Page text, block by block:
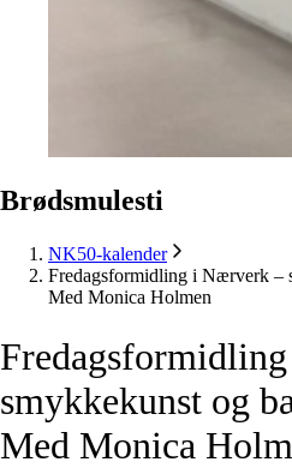
Brødsmulesti
NK50-kalender
Fredagsformidling i Nærverk –
Med Monica Holmen
Fredagsformidling
smykkekunst og
Med Monica